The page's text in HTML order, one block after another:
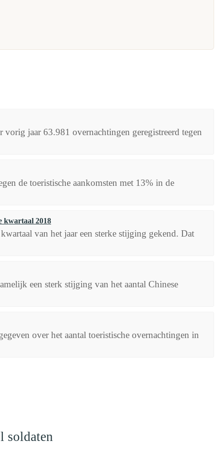
jaar 63.981 overnachtingen geregistreerd tegen
de toeristische aankomsten met 13% in de
kwartaal 2018
van het jaar een sterke stijging gekend. Dat
een sterk stijging van het aantal Chinese
over het aantal toeristische overnachtingen in
soldaten